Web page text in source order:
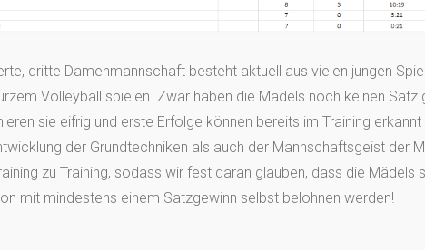
dritte Damenmannschaft besteht aktuell aus vielen jungen
Volleyball spielen. Zwar haben die Mädels noch keinen Satz
sie eifrig und erste Erfolge können bereits im Training erkannt
der Grundtechniken als auch der Mannschaftsgeist der
zu Training, sodass wir fest daran glauben, dass die Mädels
mit mindestens einem Satzgewinn selbst belohnen werden!